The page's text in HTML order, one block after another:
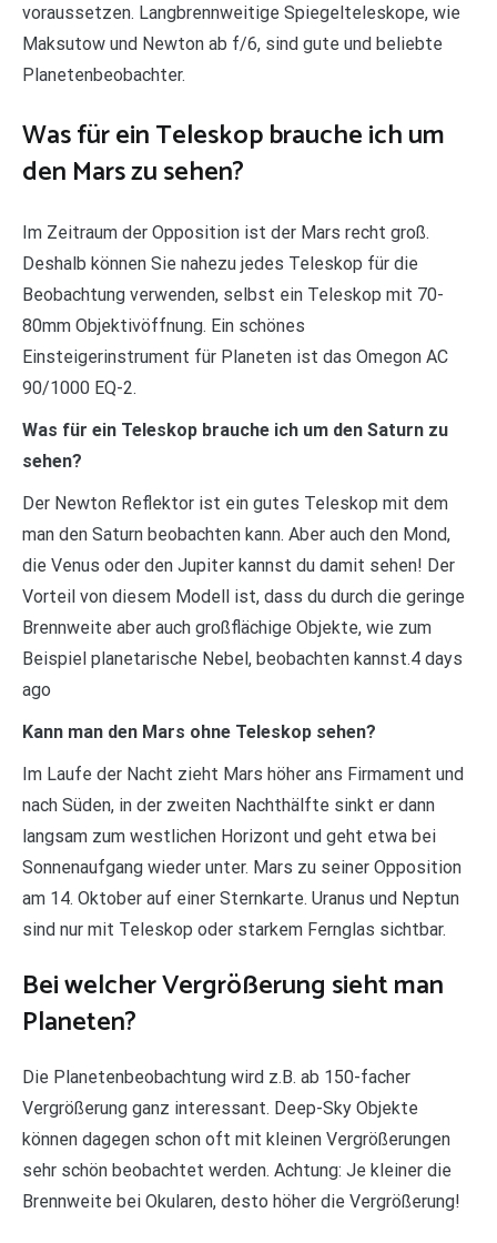
voraussetzen. Langbrennweitige Spiegelteleskope, wie
Maksutow und Newton ab f/6, sind gute und beliebte
Planetenbeobachter.
Was für ein Teleskop brauche ich um
den Mars zu sehen?
Im Zeitraum der Opposition ist der Mars recht groß.
Deshalb können Sie nahezu jedes Teleskop für die
Beobachtung verwenden, selbst ein Teleskop mit 70-
80mm Objektivöffnung. Ein schönes
Einsteigerinstrument für Planeten ist das Omegon AC
90/1000 EQ-2.
Was für ein Teleskop brauche ich um den Saturn zu
sehen?
Der Newton Reflektor ist ein gutes Teleskop mit dem
man den Saturn beobachten kann. Aber auch den Mond,
die Venus oder den Jupiter kannst du damit sehen! Der
Vorteil von diesem Modell ist, dass du durch die geringe
Brennweite aber auch großflächige Objekte, wie zum
Beispiel planetarische Nebel, beobachten kannst.4 days
ago
Kann man den Mars ohne Teleskop sehen?
Im Laufe der Nacht zieht Mars höher ans Firmament und
nach Süden, in der zweiten Nachthälfte sinkt er dann
langsam zum westlichen Horizont und geht etwa bei
Sonnenaufgang wieder unter. Mars zu seiner Opposition
am 14. Oktober auf einer Sternkarte. Uranus und Neptun
sind nur mit Teleskop oder starkem Fernglas sichtbar.
Bei welcher Vergrößerung sieht man
Planeten?
Die Planetenbeobachtung wird z.B. ab 150-facher
Vergrößerung ganz interessant. Deep-Sky Objekte
können dagegen schon oft mit kleinen Vergrößerungen
sehr schön beobachtet werden. Achtung: Je kleiner die
Brennweite bei Okularen, desto höher die Vergrößerung!